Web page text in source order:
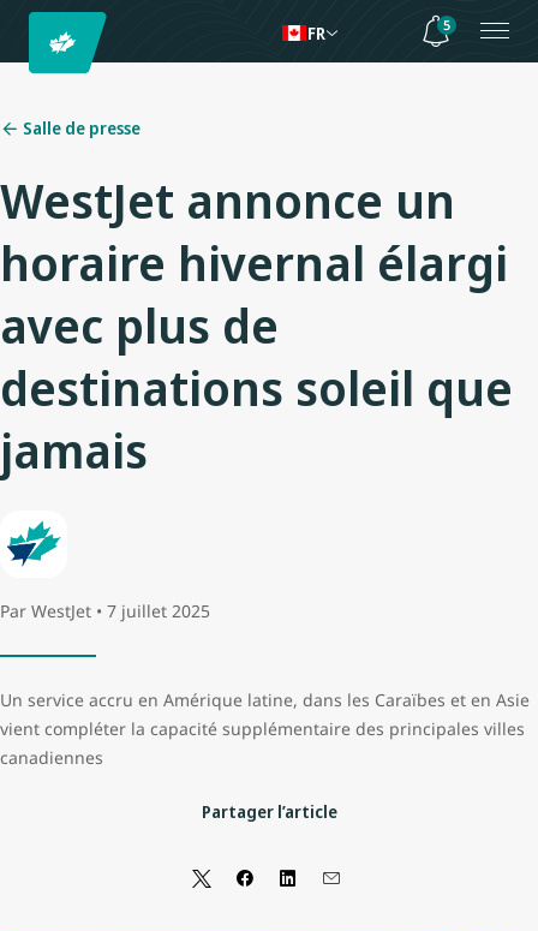
FR 5
Salle de presse
WestJet annonce un
horaire hivernal élargi
avec plus de
destinations soleil que
jamais
Par WestJet • 7 juillet 2025
Un service accru en Amérique latine, dans les Caraïbes et en Asie
vient compléter la capacité supplémentaire des principales villes
canadiennes
Partager l’article